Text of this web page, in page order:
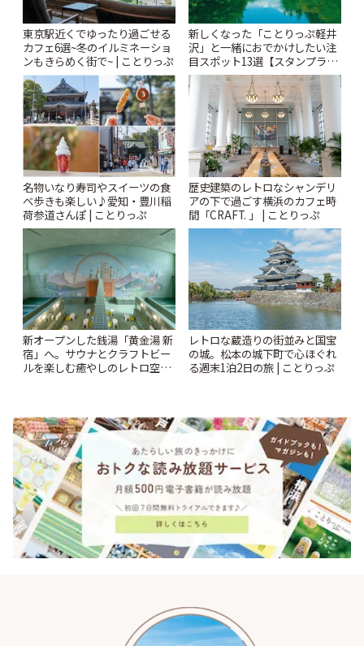
東京駅近くでゆったり過ごせる
カフェ6選~冬のイルミネーショ
ンもきらめく街で~ | ことりっぷ
新しくなった「ことりっぷ軽井
沢」と一緒におでかけしたい注
目スポット13選【スタンプラリ
ー開催中】 | ことりっぷ
名物いなり寿司やスイーツの食
べ歩きも楽しい♪愛知・豊川稲
荷参道さんぽ | ことりっぷ
歴史建築のレトロなシャンデリ
アの下で過ごす横浜のカフェ時
間「CRAFT. 」 | ことりっぷ
新オープンした銭湯「黄金湯 新
宿」へ。サウナとクラフトビー
ルを楽しむ癒やしのレトロ空間
レトロな蔵造りの街並みと国宝
の城。松本の城下町で心ほぐれ
る週末1泊2日の旅 | ことりっぷ